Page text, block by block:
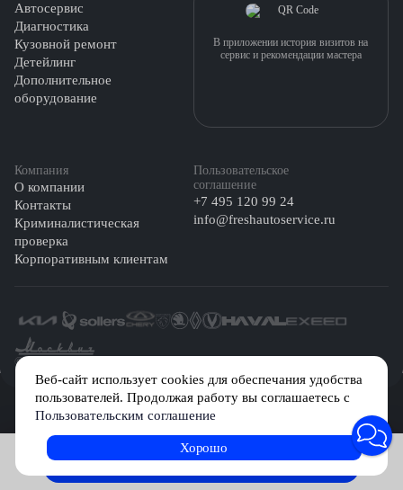
Записаться на услугу
Веб-сайт использует cookies для обеспечания удобства
пользователей. Продолжая работу вы соглашаетесь с
Пользовательским соглашение
Хорошо
Автосервис
Диагностика
Кузовной ремонт
Детейлинг
Дополнительное
оборудование
Компания
О компании
Контакты
Криминалистическая
проверка
Корпоративным клиентам
Пользовательское
соглашение
+7 495 120 99 24
info@freshautoservice.ru
В приложении история визитов на
сервис и рекомендации мастера
©️ 2026 Fresh Auto
Сетевое издание «Первый автомобильный маркетплейс» зарегистрировано
Решением Федеральной службы по надзору в сфере связи, информационных
технологий и массовых коммуникаций (Роскомнадзор) № Эл № ФС77-84512 от
29 декабря 2022 г.
Учредитель: Общество с ограниченной ответственностью «МБ-Авто»
Главный редактор: Камышникова Анастасия Игоревна